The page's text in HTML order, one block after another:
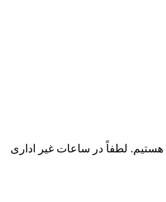
شما هستیم. لطفاً در ساعات غیر اداری